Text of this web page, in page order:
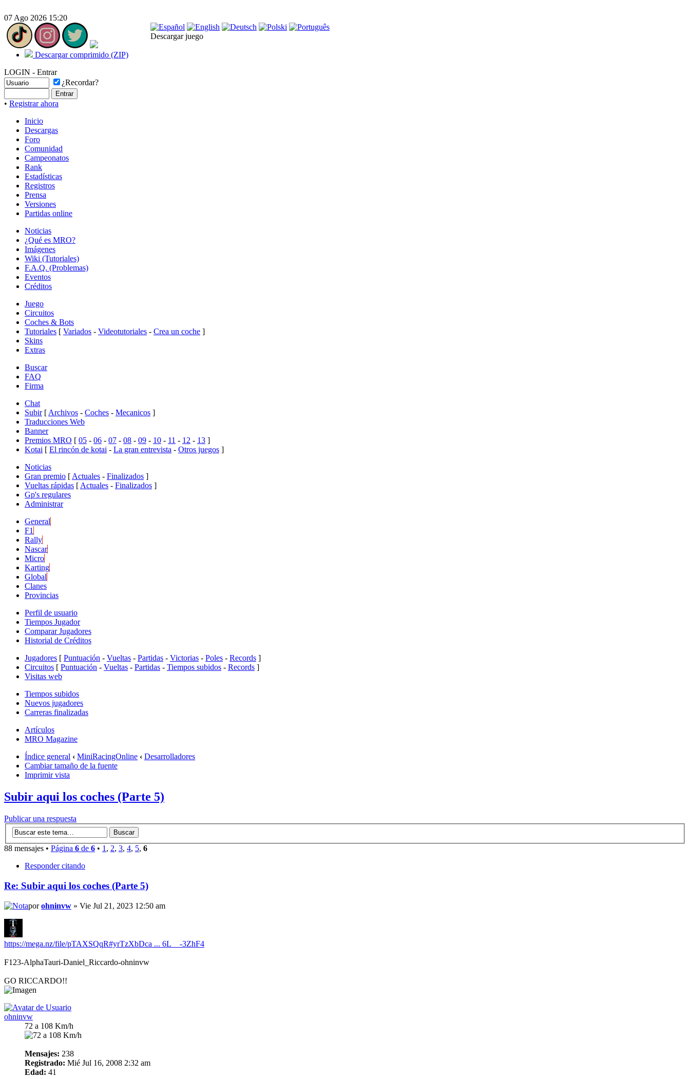
07 Ago 2026 15:20
Descargar juego
Descargar comprimido (ZIP)
LOGIN - Entrar
¿Recordar?
• Registrar ahora
Inicio
Descargas
Foro
Comunidad
Campeonatos
Rank
Estadísticas
Registros
Prensa
Versiones
Partidas online
Noticias
¿Qué es MRO?
Imágenes
Wiki (Tutoriales)
F.A.Q. (Problemas)
Eventos
Créditos
Juego
Circuitos
Coches & Bots
Tutoriales [ Variados - Videotutoriales - Crea un coche ]
Skins
Extras
Buscar
FAQ
Firma
Chat
Subir [ Archivos - Coches - Mecanicos ]
Traducciones Web
Banner
Premios MRO [ 05 - 06 - 07 - 08 - 09 - 10 - 11 - 12 - 13 ]
Kotai [ El rincón de kotai - La gran entrevista - Otros juegos ]
Noticias
Gran premio [ Actuales - Finalizados ]
Vueltas rápidas [ Actuales - Finalizados ]
Gp's regulares
Administrar
General
F1
Rally
Nascar
Micro
Karting
Global
Clanes
Provincias
Perfil de usuario
Tiempos Jugador
Comparar Jugadores
Historial de Créditos
Jugadores [ Puntuación - Vueltas - Partidas - Victorias - Poles - Records ]
Circuitos [ Puntuación - Vueltas - Partidas - Tiempos subidos - Records ]
Visitas web
Tiempos subidos
Nuevos jugadores
Carreras finalizadas
Artículos
MRO Magazine
Índice general ‹ MiniRacingOnline ‹ Desarrolladores
Cambiar tamaño de la fuente
Imprimir vista
Subir aqui los coches (Parte 5)
Publicar una respuesta
88 mensajes • Página 6 de 6 • 1, 2, 3, 4, 5, 6
Responder citando
Re: Subir aqui los coches (Parte 5)
porohninvw » Vie Jul 21, 2023 12:50 am
https://mega.nz/file/pTAXSQqR#yrTzXbDca ... 6L__-3ZhF4
F123-AlphaTauri-Daniel_Riccardo-ohninvw
GO RICCARDO!!
ohninvw
72 a 108 Km/h
Mensajes: 238
Registrado: Mié Jul 16, 2008 2:32 am
Edad: 41